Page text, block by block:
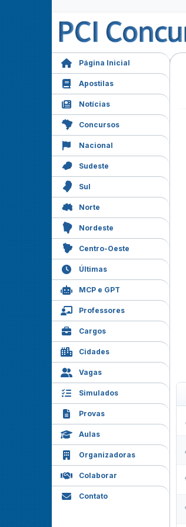
Página Inicial
Apostilas
Notícias
Concursos
Nacional
Sudeste
Sul
Norte
Nordeste
Centro-Oeste
Últimas
MCP e GPT
Professores
Cargos
Cidades
Vagas
Simulados
Provas
Aulas
Organizadoras
Colaborar
Contato